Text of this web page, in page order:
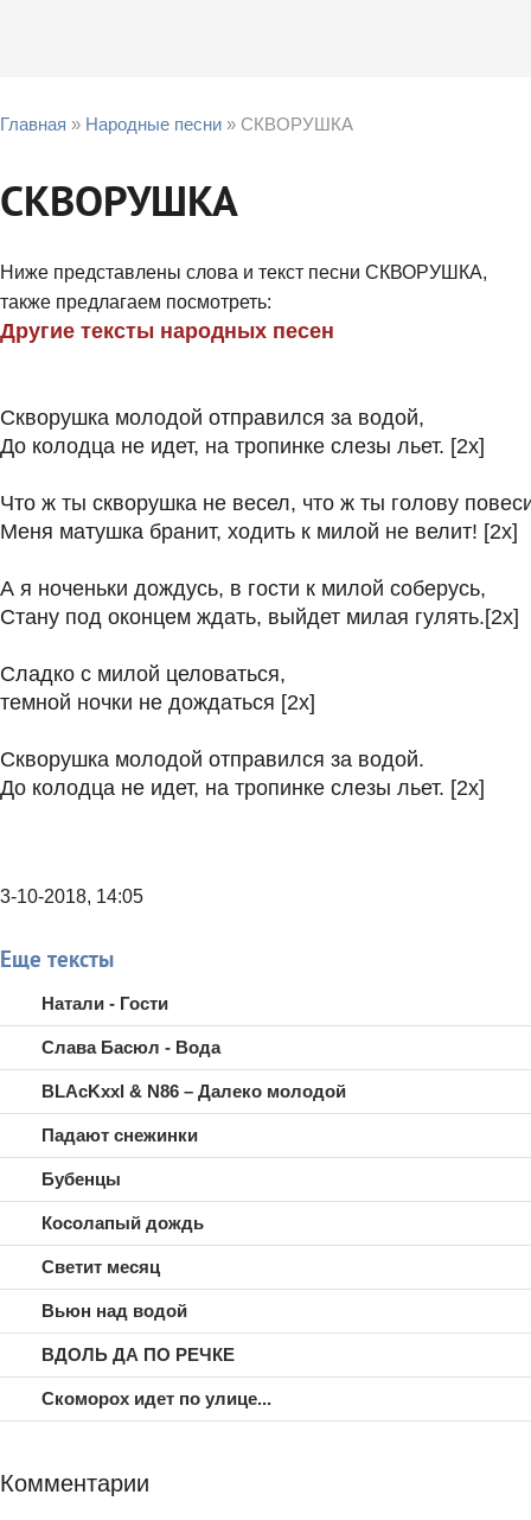
Главная » Народные песни » СКВОРУШКА
СКВОРУШКА
Ниже представлены слова и текст песни СКВОРУШКА,
также предлагаем посмотреть:
Другие тексты народных песен
Скворушка молодой отправился за водой,
До колодца не идет, на тропинке слезы льет. [2x]
Что ж ты скворушка не весел, что ж ты голову
Меня матушка бранит, ходить к милой не велит! [2x]
А я ноченьки дождусь, в гости к милой соберусь,
Стану под оконцем ждать, выйдет милая гулять.[2x]
Сладко с милой целоваться,
темной ночки не дождаться [2x]
Скворушка молодой отправился за водой.
До колодца не идет, на тропинке слезы льет. [2x]
3-10-2018, 14:05
Еще тексты
Натали - Гости
Слава Басюл - Вода
BLAcKxxl & N86 – Далеко молодой
Падают снежинки
Бубенцы
Косолапый дождь
Светит месяц
Вьюн над водой
ВДОЛЬ ДА ПО РЕЧКЕ
Скоморох идет по улице...
Комментарии